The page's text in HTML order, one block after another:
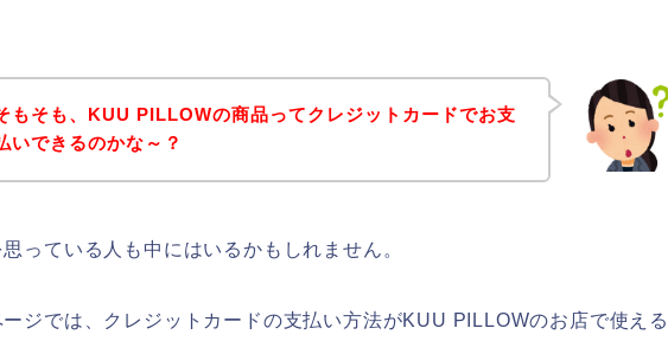
もそも、KUU PILLOWの商品ってクレジットカードでお支
いできるのかな～？
っている人も中にはいるかもしれません。
ジでは、クレジットカードの支払い方法がKUU PILLOWのお店で使える